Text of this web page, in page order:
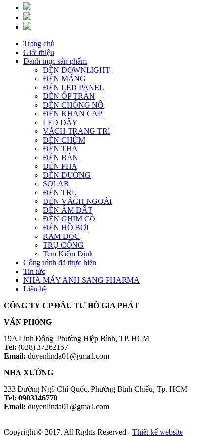
Trang chủ
Giới thiệu
Danh mục sản phẩm
ĐÈN DOWNLIGHT
ĐÈN MÁNG
ĐÈN LED PANEL
ĐÈN ỐP TRẦN
ĐÈN CHỐNG NỔ
ĐÈN KHẨN CẤP
LED DÂY
VÁCH TRANG TRÍ
ĐÈN CHÙM
ĐÈN THẢ
ĐÈN BÀN
ĐÈN PHA
ĐÈN ĐƯỜNG
SOLAR
ĐÈN TRỤ
ĐÈN VÁCH NGOÀI
ĐÈN ÂM ĐẤT
ĐÈN GHIM CỎ
ĐÈN HỒ BƠI
RAM DỐC
TRỤ CỔNG
Tem Kiểm Định
Công trình đã thực hiện
Tin tức
NHÀ MÁY ANH SANG PHARMA
Liên hệ
CÔNG TY CP ĐẦU TƯ HỒ GIA PHÁT
VĂN PHÒNG
19A Linh Đông, Phường Hiệp Bình, TP. HCM
Tel: (028) 37262157
Email: duyenlinda01@gmail.com
NHÀ XƯỞNG
233 Đường Ngô Chí Quốc, Phường Bình Chiểu, Tp. HCM
Tel: 0903346770
Email: duyenlinda01@gmail.com
Copyright © 2017. All Rights Reserved - Thiết kế website